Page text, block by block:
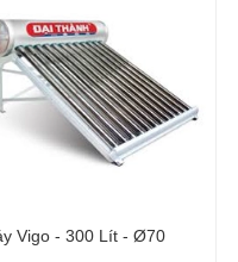
Vigo - 300 Lít - Ø70